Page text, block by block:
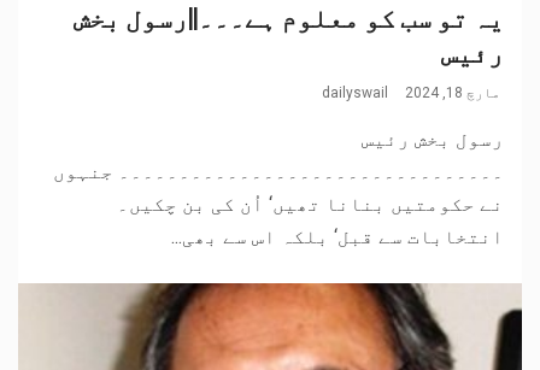
یہ تو سب کو معلوم ہے۔۔۔||رسول بخش
رئیس
مارچ 18, 2024 dailyswail
رسول بخش رئیس
۔۔۔۔۔۔۔۔۔۔۔۔۔۔۔۔۔۔۔۔۔۔۔۔۔۔۔۔۔۔۔۔ جنہوں
نے حکومتیں بنانا تھیں‘ اُن کی بن چکیں۔
انتخابات سے قبل‘ بلکہ اس سے بھی...